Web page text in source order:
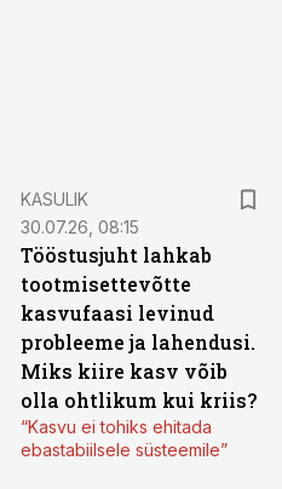
KASULIK
30.07.26, 08:15
Tööstusjuht lahkab
tootmisettevõtte
kasvufaasi levinud
probleeme ja lahendusi.
Miks kiire kasv võib
olla ohtlikum kui kriis?
“Kasvu ei tohiks ehitada
ebastabiilsele süsteemile”